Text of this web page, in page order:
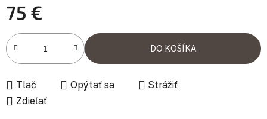
75 €
Jednotková cena:
DO KOŠÍKA
Tlač Opýtať sa
Strážiť
Zdieľať